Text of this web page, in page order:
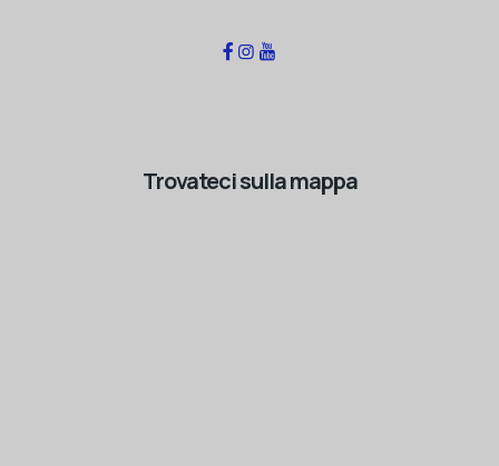
Trovateci sulla mappa